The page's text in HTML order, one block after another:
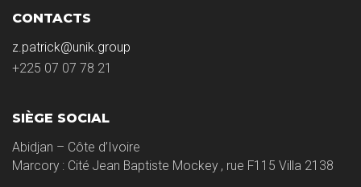
CONTACTS
z.patrick@unik.group
+225 07 07 78 21
SIÈGE SOCIAL
Abidjan – Côte d’Ivoire
Marcory : Cité Jean Baptiste Mockey , rue F115 Villa 2138